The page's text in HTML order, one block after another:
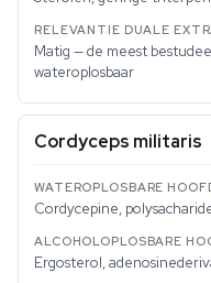
Matig — de meest
wateroplosbaar
Cordyceps militaris
Cordycepine,
Ergosterol,